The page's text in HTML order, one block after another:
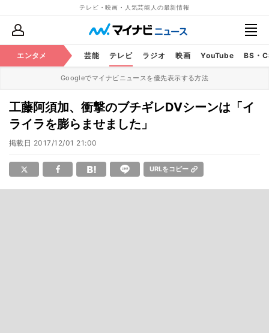
テレビ・映画・人気芸能人の最新情報
エンタメ 芸能 テレビ ラジオ 映画 YouTube BS・
Googleでマイナビニュースを優先表示する方法
工藤阿須加、衝撃のブチギレDVシーンは「イ
ライラを膨らませました」
掲載日 2017/12/01 21:00
URLをコピー